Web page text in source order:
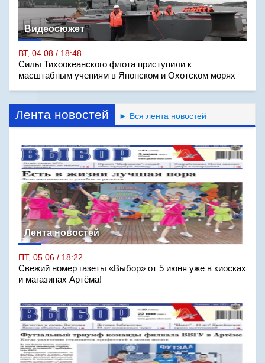
Видеосюжет
ВТ, 04.08 / 18:48
Силы Тихоокеанского флота приступили к
масштабным учениям в Японском и Охотском морях
Лента новостей ► Вся лента новостей
Лента новостей
ПТ, 05.06 / 18:22
Свежий номер газеты «Выбор» от 5 июня уже в киосках
и магазинах Артёма!